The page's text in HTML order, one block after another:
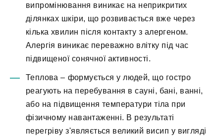
випромінювання виникає на неприкритих
ділянках шкіри, що розвивається вже через
кілька хвилин після контакту з алергеном.
Алергія виникає переважно влітку під час
підвищеної сонячної активності.
Теплова – формується у людей, що гостро
реагують на перебування в сауні, бані, ванні,
або на підвищення температури тіла при
фізичному навантаженні. В результаті
перегріву з'являється великий висип у вигляді